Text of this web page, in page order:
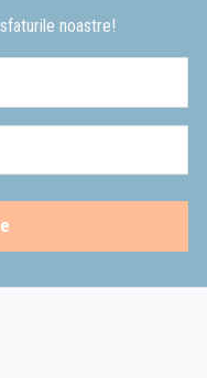
noastre!